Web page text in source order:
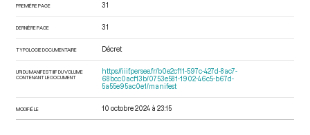
PREMIÈRE PAGE 31
DERNIÈRE PAGE 31
TYPOLOGIE DOCUMENTAIRE Décret
URI DU MANIFEST IIIF DU VOLUME
CONTENANT LE DOCUMENT
https://iiif.persee.fr/b0e2cf11-597c-427d-8ac7-
68bcc0acf13b/0753e581-1902-46c5-b67d-
5a55e95ac0e1/manifest
MODIFIÉ LE 10 octobre 2024 à 23:15